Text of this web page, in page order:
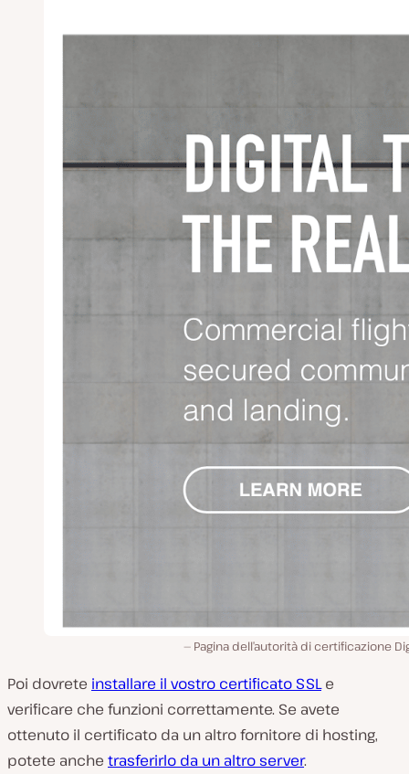
Pagina dell’autorità di certificazione
Poi dovrete installare il vostro certificato SSLe
verificare che funzioni correttamente. Se avete
ottenuto il certificato da un altro fornitore di hosting,
potete anche trasferirlo da un altro server.